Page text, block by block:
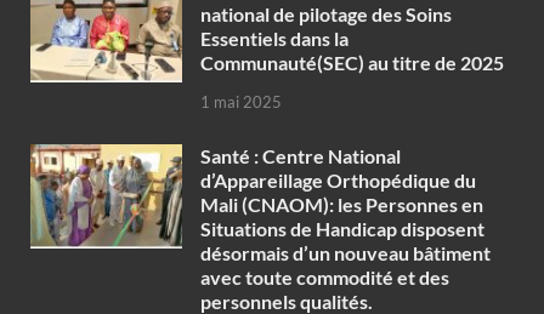
national de pilotage des Soins
Essentiels dans la
Communauté(SEC) au titre de 2025
1 mai 2025
Santé : Centre National
d’Appareillage Orthopédique du
Mali (CNAOM): les Personnes en
Situations de Handicap disposent
désormais d’un nouveau bâtiment
avec toute commodité et des
personnels qualités.